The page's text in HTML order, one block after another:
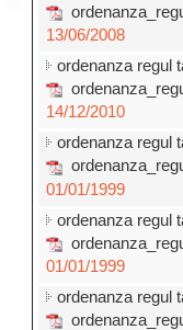
13/06/2008
ordenanza regul
14/12/2010
ordenanza regul
01/01/1999
ordenanza regul
01/01/1999
ordenanza regul